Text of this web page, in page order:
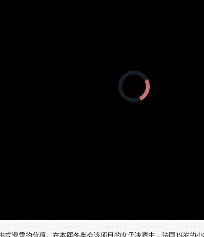
在
加
滑雪的分项。在本届冬奥会该项目的女子决赛中，法国19岁的